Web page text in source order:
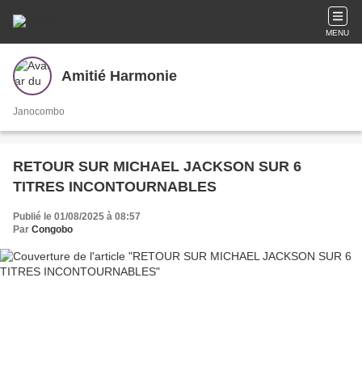
MENU
Amitié Harmonie
Janocombo
RETOUR SUR MICHAEL JACKSON SUR 6
TITRES INCONTOURNABLES
Publié le 01/08/2025 à 08:57
Par Congobo